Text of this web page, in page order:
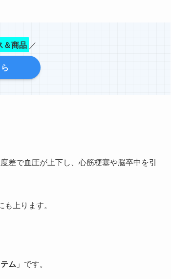
＆商品 ／
差で血圧が上下し、心筋梗塞や脳卒中を引
も上ります。
ム 」です。